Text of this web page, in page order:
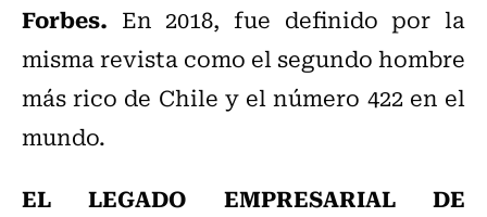
Forbes. En 2018, fue definido por la
misma revista como el segundo hombre
más rico de Chile y el número 422 en el
mundo.
EL LEGADO EMPRESARIAL DE